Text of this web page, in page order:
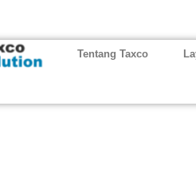
Tentang Taxco